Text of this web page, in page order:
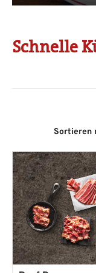
Schnelle
Sortieren